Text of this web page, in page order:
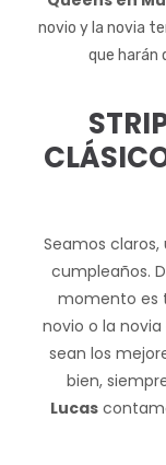
novio y la novia
que harán
Seamos
cumpleaños.
momento es
novio o la
sean los
bien,
Lucas